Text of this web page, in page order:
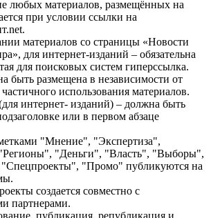
любых материалов, размещённых на
при условии ссылки на
материалов со страницы «Новости
для интернет-изданий – обязательна
для поисковых систем гиперссылка.
быть размещена в независимости от
использования материалов.
интернет- изданий) – должна быть
или в первом абзаце
"Мнение", "Экспертиза",
"Деньги", "Власть", "Выборы",
"Спецпроекты", "Промо" публикуются на
создается совместно с
партнерами.
публикация, републикация и